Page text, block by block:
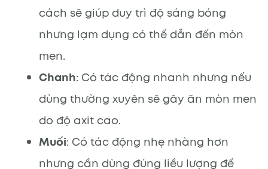
cách sẽ giúp duy trì độ sáng bóng
nhưng lạm dụng có thể dẫn đến mòn
men.
Chanh: Có tác động nhanh nhưng nếu
dùng thường xuyên sẽ gây ăn mòn men
do độ axit cao.
Muối: Có tác động nhẹ nhàng hơn
nhưng cần dùng đúng liều lượng để